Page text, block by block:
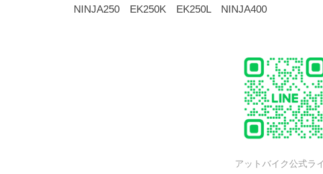
NINJA250 EK250K EK250L NINJA400
アットバイク公式ラ